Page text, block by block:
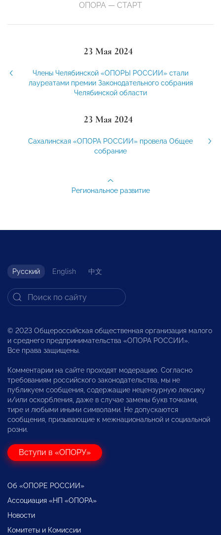
ОПОРА — СТАРТ
23 Мая 2024
Члены Челябинской «ОПОРЫ РОССИИ» стали
лауреатами премии Законодательного собрания
Челябинской области
23 Мая 2024
Сахалинская «ОПОРА РОССИИ» провела Общее
собрание
Региональное развитие
Русский English 中文
© 2023 Общероссийская общественная организация малого
и среднего предпринимательства «ОПОРА РОССИИ».
Все права защищены.
Комментарии на сайте проходят модерацию. Согласно
требованиям российского законодательства, мы не
публикуем сообщения, содержащие нецензурную лексику
и/или оскорбления, даже в случае замены букв точками,
тире и любыми иными символами. Не допускаются
сообщения, призывающие к межнациональной и социальной
розни.
Вступи в «ОПОРУ»
Об «ОПОРЕ РОССИИ»
Ассоциация «НП «ОПОРА»
Новости
Комитеты и Комиссии